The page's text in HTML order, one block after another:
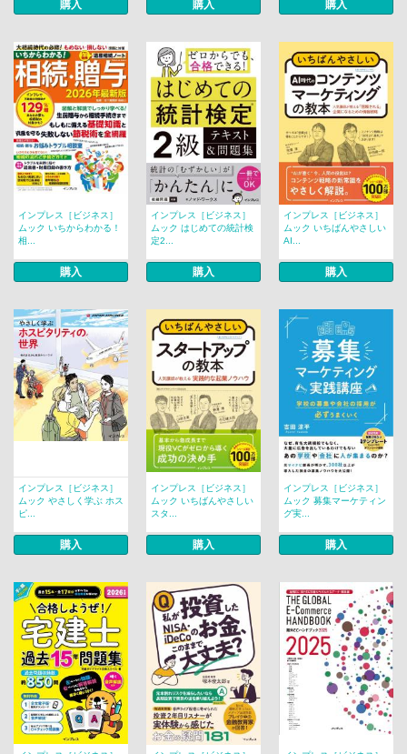
購入 購入 購入
インプレス［ビジネス］
ムック いちからわかる！
相...
購入
インプレス［ビジネス］
ムック はじめての統計検
定2...
購入
インプレス［ビジネス］
ムック いちばんやさしい
AI...
購入
インプレス［ビジネス］
ムック やさしく学ぶ ホス
ピ...
購入
インプレス［ビジネス］
ムック いちばんやさしい
スタ...
購入
インプレス［ビジネス］
ムック 募集マーケティン
グ実...
購入